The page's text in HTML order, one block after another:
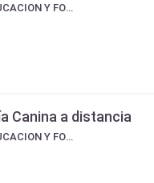
IFYED INSTITUTO DE EDUCACION Y FORMACIÓN A DISTANCIA
Canina a distancia
IFYED INSTITUTO DE EDUCACION Y FORMACIÓN A DISTANCIA